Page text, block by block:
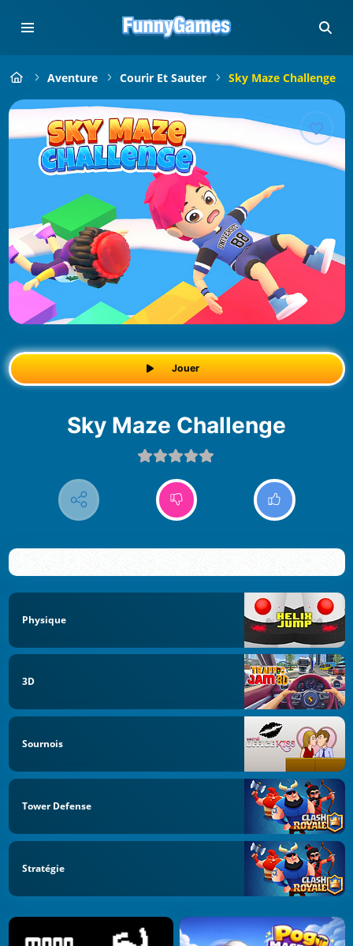
Aventure Courir Et Sauter Sky Maze Challenge
Jouer
Sky Maze Challenge
Physique
3D
Sournois
Tower Defense
Stratégie